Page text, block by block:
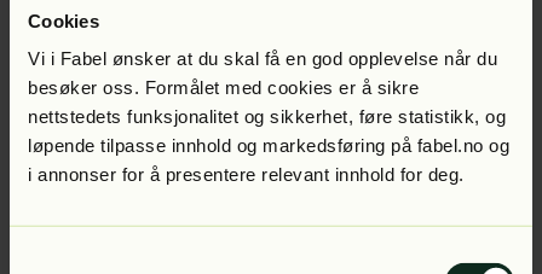
Cookies
Vi i Fabel ønsker at du skal få en god opplevelse når du
besøker oss. Formålet med cookies er å sikre
nettstedets funksjonalitet og sikkerhet, føre statistikk, og
løpende tilpasse innhold og markedsføring på fabel.no og
i annonser for å presentere relevant innhold for deg.